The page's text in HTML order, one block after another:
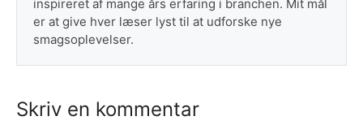
inspireret af mange års erfaring i branchen. Mit mål
er at give hver læser lyst til at udforske nye
smagsoplevelser.
Skriv en kommentar